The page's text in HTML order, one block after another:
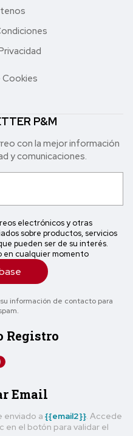
Cookies
P&M
con la mejor in formación
y comunicaciones.
electrónicos y otras
sobre productos, servicios
pueden ser de su interés.
en cualquier momento
información de contacto para
Registro
Email
enviado a {{email2}} . Accede
en el botón para validar el